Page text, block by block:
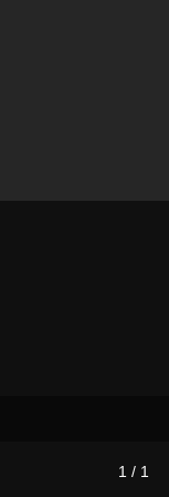
1 / 1